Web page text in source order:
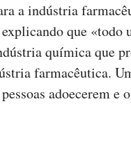
a indústria
que «todo
química que
farmacêutica.
adoecerem e